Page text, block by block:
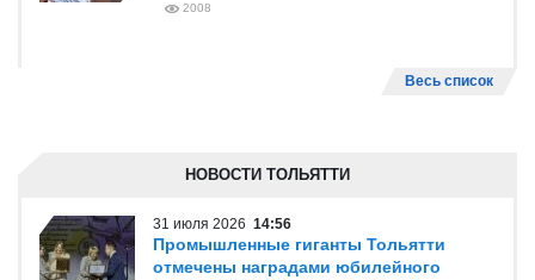
2008
Весь список
НОВОСТИ ТОЛЬЯТТИ
31 июля 2026 14:56
Промышленные гиганты Тольятти
отмечены наградами юбилейного